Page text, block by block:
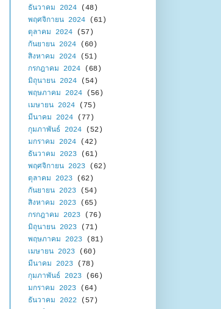
ธันวาคม 2024 (48)
พฤศจิกายน 2024 (61)
ตุลาคม 2024 (57)
กันยายน 2024 (60)
สิงหาคม 2024 (51)
กรกฎาคม 2024 (68)
มิถุนายน 2024 (54)
พฤษภาคม 2024 (56)
เมษายน 2024 (75)
มีนาคม 2024 (77)
กุมภาพันธ์ 2024 (52)
มกราคม 2024 (42)
ธันวาคม 2023 (61)
พฤศจิกายน 2023 (62)
ตุลาคม 2023 (62)
กันยายน 2023 (54)
สิงหาคม 2023 (65)
กรกฎาคม 2023 (76)
มิถุนายน 2023 (71)
พฤษภาคม 2023 (81)
เมษายน 2023 (60)
มีนาคม 2023 (78)
กุมภาพันธ์ 2023 (66)
มกราคม 2023 (64)
ธันวาคม 2022 (57)